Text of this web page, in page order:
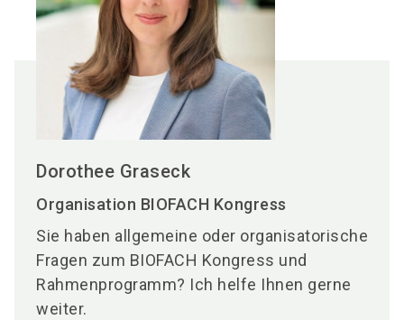
Dorothee Graseck
Organisation BIOFACH Kongress
Sie haben allgemeine oder organisatorische
Fragen zum BIOFACH Kongress und
Rahmenprogramm? Ich helfe Ihnen gerne
weiter.